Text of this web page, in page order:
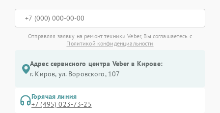
Отправляя заявку на ремонт техники Veber, Вы соглашаетесь с
Политикой конфиденциальности
Адрес сервисного центра Veber в Кирове:
г. Киров, ул. Воровского, 107
Горячая линия
+7 (495) 023-73-25